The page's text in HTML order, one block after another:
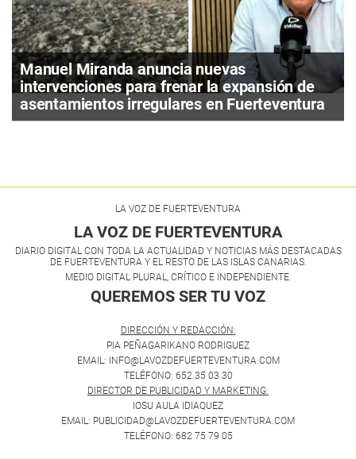
Manuel Miranda anuncia nuevas
intervenciones para frenar la expansión de
asentamientos irregulares en Fuerteventura
LA VOZ DE FUERTEVENTURA
LA VOZ DE FUERTEVENTURA
DIARIO DIGITAL CON TODA LA ACTUALIDAD Y NOTICIAS MÁS DESTACADAS
DE FUERTEVENTURA Y EL RESTO DE LAS ISLAS CANARIAS.
MEDIO DIGITAL PLURAL, CRÍTICO E INDEPENDIENTE.
QUEREMOS SER TU VOZ.
DIRECCIÓN Y REDACCIÓN:
PIA PEÑAGARIKANO RODRIGUEZ
EMAIL: INFO@LAVOZDEFUERTEVENTURA.COM
TELÉFONO: 652 35 03 30
DIRECTOR DE PUBLICIDAD Y MARKETING:
IOSU AULA IDIAQUEZ
EMAIL: PUBLICIDAD@LAVOZDEFUERTEVENTURA.COM
TELÉFONO: 682 75 79 05